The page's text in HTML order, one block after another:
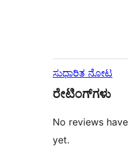
ಸುಧಾರಿತ ನೋಟ
ರೇಟಿಂಗ್‌ಗಳು
No reviews
yet.